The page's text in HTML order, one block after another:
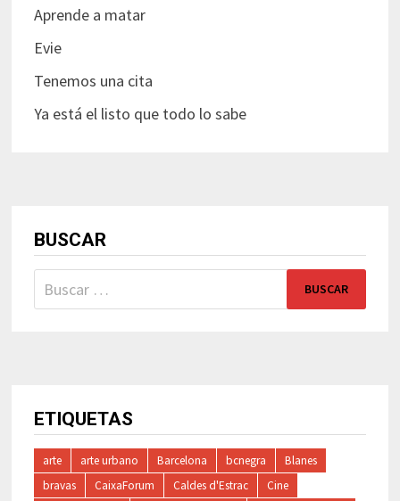
Aprende a matar
Evie
Tenemos una cita
Ya está el listo que todo lo sabe
BUSCAR
Buscar:
ETIQUETAS
arte arte urbano Barcelona bcnegra
Blanes
bravas
CaixaForum Caldes d'Estrac Cine